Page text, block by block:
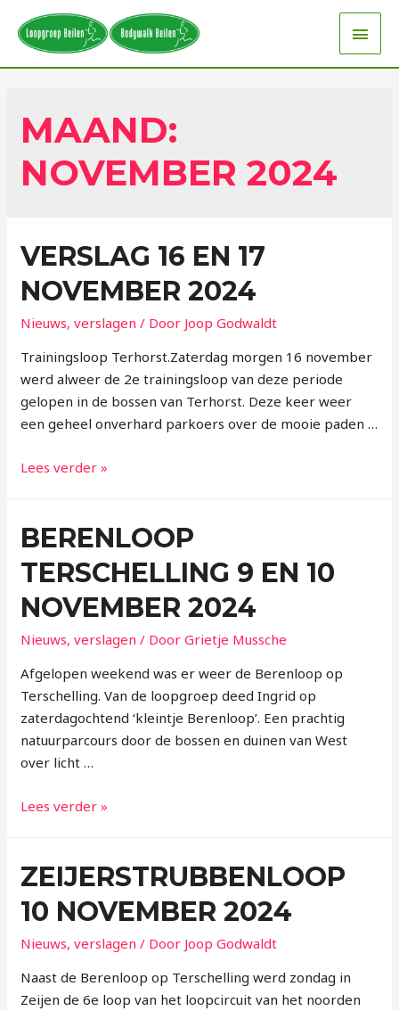
MAAND:
NOVEMBER 2024
VERSLAG 16 EN 17
NOVEMBER 2024
Nieuws,verslagen / Door Joop Godwaldt
Trainingsloop Terhorst.Zaterdag morgen 16 november
werd alweer de 2e trainingsloop van deze periode
gelopen in de bossen van Terhorst. Deze keer weer
een geheel onverhard parkoers over de mooie paden …
Lees verder »
BERENLOOP
TERSCHELLING 9 EN 10
NOVEMBER 2024
Nieuws,verslagen / DoorGrietje Mussche
Afgelopen weekend was er weer de Berenloop op
Terschelling. Van de loopgroep deed Ingrid op
zaterdagochtend ‘kleintje Berenloop’. Een prachtig
natuurparcours door de bossen en duinen van West
over licht …
Lees verder »
ZEIJERSTRUBBENLOOP
10 NOVEMBER 2024
Nieuws,verslagen / Door Joop Godwaldt
Naast de Berenloop op Terschelling werd zondag in
Zeijen de 6e loop van het loopcircuit van het noorden